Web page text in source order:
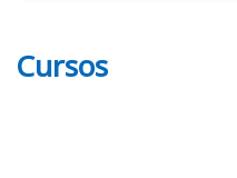
Cursos